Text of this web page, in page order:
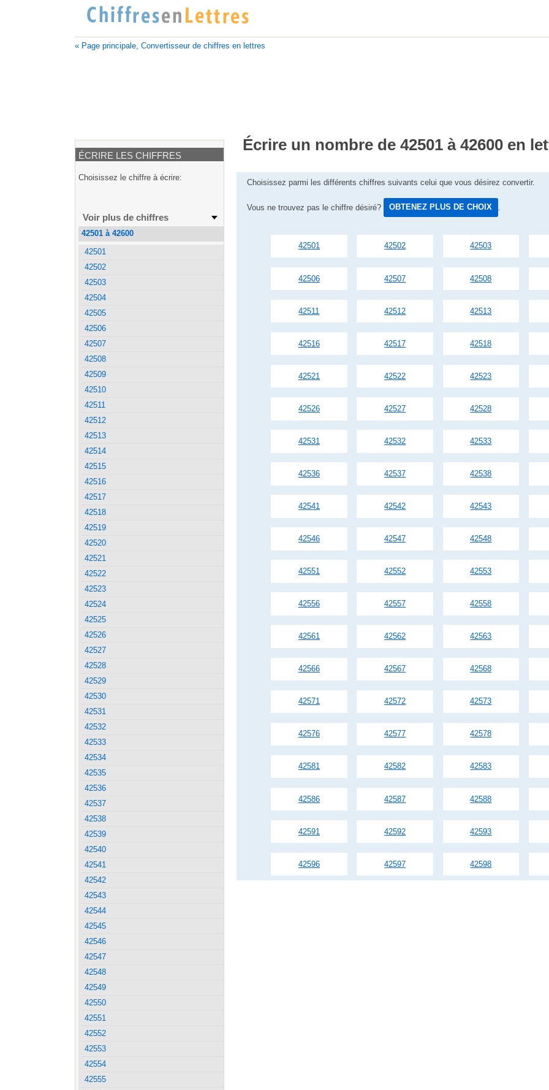
« Page principale, Convertisseur de chiffres en lettres
Écrire un nombre de 42501 à 42600 en
Choisissez parmi les différents chiffres suivants celui que vous désirez convertir.
Vous ne trouvez pas le chiffre désiré? OBTENEZ PLUS DE CHOIX
42501 42502 42503
42506 42507 42508
42511 42512 42513
42516 42517 42518
42521 42522 42523
42526 42527 42528
42531 42532 42533
42536 42537 42538
42541 42542 42543
42546 42547 42548
42551 42552 42553
42556 42557 42558
42561 42562 42563
42566 42567 42568
42571 42572 42573
42576 42577 42578
42581 42582 42583
42586 42587 42588
42591 42592 42593
42596 42597 42598
ÉCRIRE LES CHIFFRES
Choisissez le chiffre à écrire:
Voir plus de chiffres
42501 à 42600
42501
42502
42503
42504
42505
42506
42507
42508
42509
42510
42511
42512
42513
42514
42515
42516
42517
42518
42519
42520
42521
42522
42523
42524
42525
42526
42527
42528
42529
42530
42531
42532
42533
42534
42535
42536
42537
42538
42539
42540
42541
42542
42543
42544
42545
42546
42547
42548
42549
42550
42551
42552
42553
42554
42555